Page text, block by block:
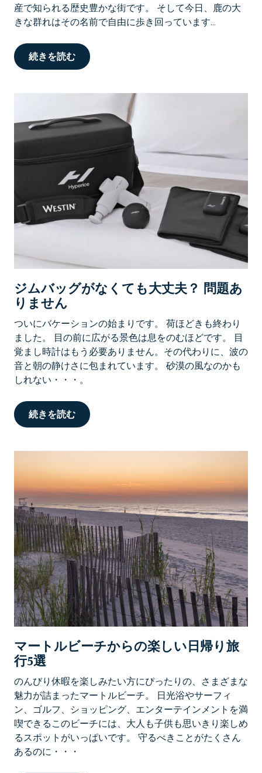
産で知られる歴史豊かな街です。 そして今日、鹿の大
きな群れはその名前で自由に歩き回っています...
続きを読む
ジムバッグがなくても大丈夫？ 問題あ
りません
ついにバケーションの始まりです。 荷ほどきも終わり
ました。 目の前に広がる景色は息をのむほどです。 目
覚まし時計はもう必要ありません。その代わりに、波の
音と朝の静けさに包まれています。 砂漠の風なのかも
しれない・・・。
続きを読む
マートルビーチからの楽しい日帰り旅
行5選
のんびり休暇を楽しみたい方にぴったりの、さまざまな
魅力が詰まったマートルビーチ。 日光浴やサーフィ
ン、ゴルフ、ショッピング、エンターテインメントを満
喫できるこのビーチには、大人も子供も思いきり楽しめ
るスポットがいっぱいです。 守るべきことがたくさん
あるのに・・・